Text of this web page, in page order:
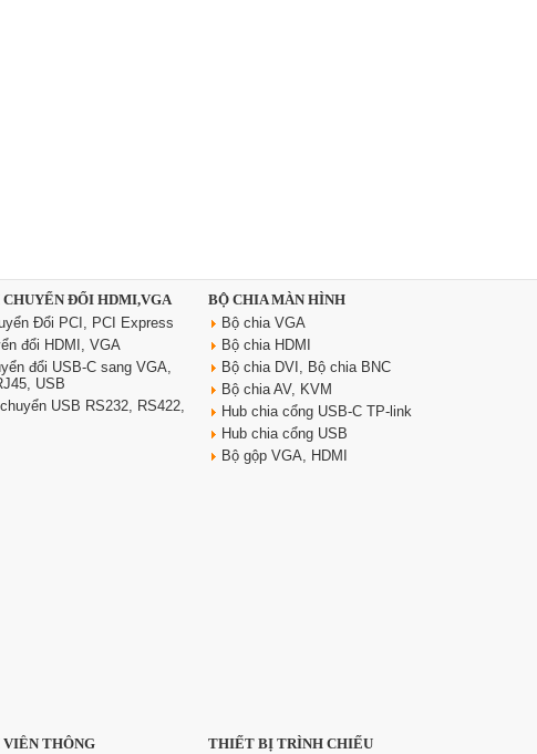
ĐỔI HDMI,VGA
Đổi PCI, PCI Express
đổi HDMI, VGA
đổi USB-C sang VGA,
USB
USB RS232, RS422,
BỘ CHIA MÀN HÌNH
Bộ chia VGA
Bộ chia HDMI
Bộ chia DVI, Bộ chia BNC
Bộ chia AV, KVM
Hub chia cổng USB-C TP-link
Hub chia cổng USB
Bộ gộp VGA, HDMI
THÔNG
THIẾT BỊ TRÌNH CHIẾU